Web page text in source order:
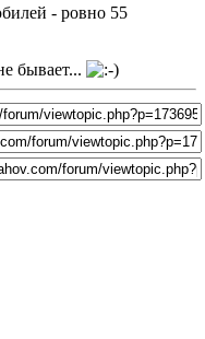
- ровно 55
бывает...